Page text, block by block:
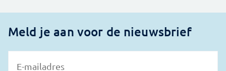
Meld je aan voor de nieuwsbrief